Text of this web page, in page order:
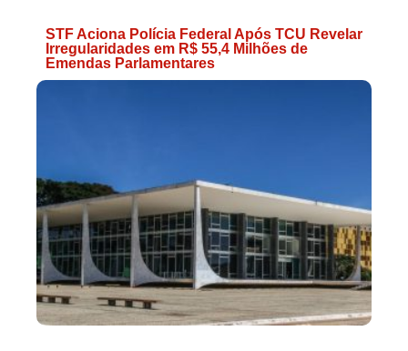
STF Aciona Polícia Federal Após TCU Revelar
Irregularidades em R$ 55,4 Milhões de
Emendas Parlamentares